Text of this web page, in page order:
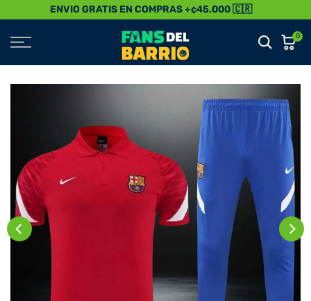
Contenido
ENVIO GRATIS EN COMPRAS +¢45.000 🇨🇷
0